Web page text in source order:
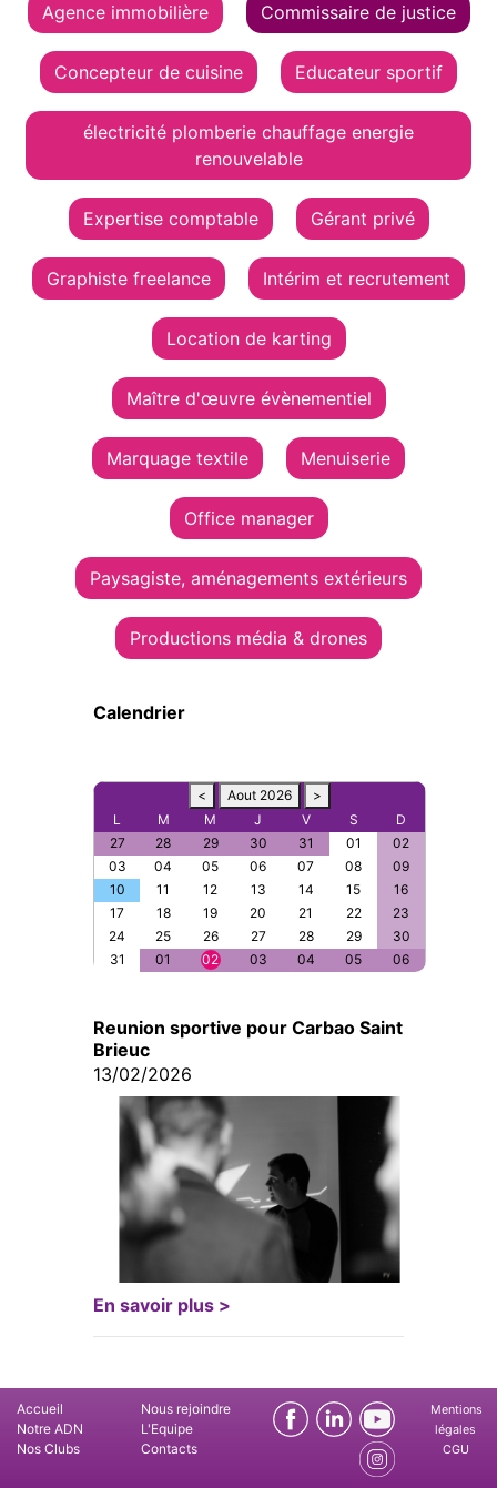
Agence immobilière Commissaire de justice
Concepteur de cuisine Educateur sportif
électricité plomberie chauffage energie
renouvelable
Expertise comptable Gérant privé
Graphiste freelance Intérim et recrutement
Location de karting
Maître d'œuvre évènementiel
Marquage textile Menuiserie
Office manager
Paysagiste, aménagements extérieurs
Productions média & drones
Calendrier
< Aout 2026
>
L
M M J V S
D
27
28 29 30 31 01
02
03
04 05 06 07 08
09
10
11 12 13 14 15
16
17
18 19 20 21 22
23
24
25 26 27 28 29
30
31
01 02 03 04 05 06
Reunion sportive pour Carbao Saint
Brieuc
13/02/2026
En savoir plus >
Accueil
Notre ADN
Nos Clubs
Nous rejoindre
L'Equipe
Contacts
Mentions
légales
CGU